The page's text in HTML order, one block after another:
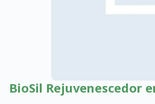
BioSil Rejuvenescedor